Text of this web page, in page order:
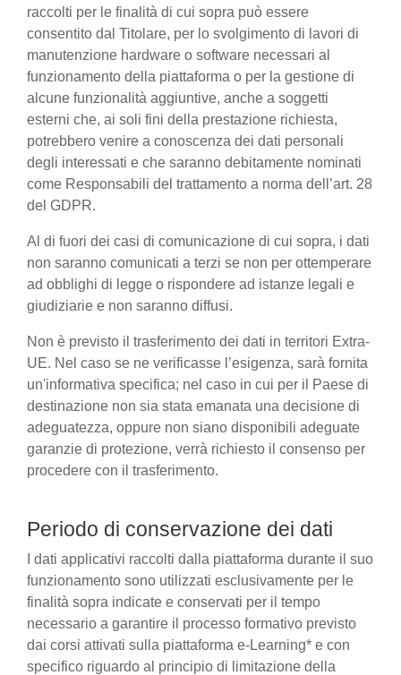
raccolti per le finalità di cui sopra può essere
consentito dal Titolare, per lo svolgimento di lavori di
manutenzione hardware o software necessari al
funzionamento della piattaforma o per la gestione di
alcune funzionalità aggiuntive, anche a soggetti
esterni che, ai soli fini della prestazione richiesta,
potrebbero venire a conoscenza dei dati personali
degli interessati e che saranno debitamente nominati
come Responsabili del trattamento a norma dell’art. 28
del GDPR.
Al di fuori dei casi di comunicazione di cui sopra, i dati
non saranno comunicati a terzi se non per ottemperare
ad obblighi di legge o rispondere ad istanze legali e
giudiziarie e non saranno diffusi.
Non è previsto il trasferimento dei dati in territori Extra-
UE. Nel caso se ne verificasse l’esigenza, sarà fornita
un'informativa specifica; nel caso in cui per il Paese di
destinazione non sia stata emanata una decisione di
adeguatezza, oppure non siano disponibili adeguate
garanzie di protezione, verrà richiesto il consenso per
procedere con il trasferimento.
Periodo di conservazione dei dati
I dati applicativi raccolti dalla piattaforma durante il suo
funzionamento sono utilizzati esclusivamente per le
finalità sopra indicate e conservati per il tempo
necessario a garantire il processo formativo previsto
dai corsi attivati sulla piattaforma e-Learning* e con
specifico riguardo al principio di limitazione della